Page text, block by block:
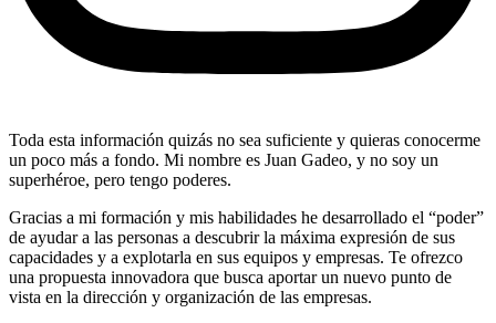
Toda esta información quizás no sea suficiente y quieras conocerme
un poco más a fondo. Mi nombre es Juan Gadeo, y no soy un
superhéroe, pero tengo poderes.
Gracias a mi formación y mis habilidades he desarrollado el “poder”
de ayudar a las personas a descubrir la máxima expresión de sus
capacidades y a explotarla en sus equipos y empresas. Te ofrezco
una propuesta innovadora que busca aportar un nuevo punto de
vista en la dirección y organización de las empresas.